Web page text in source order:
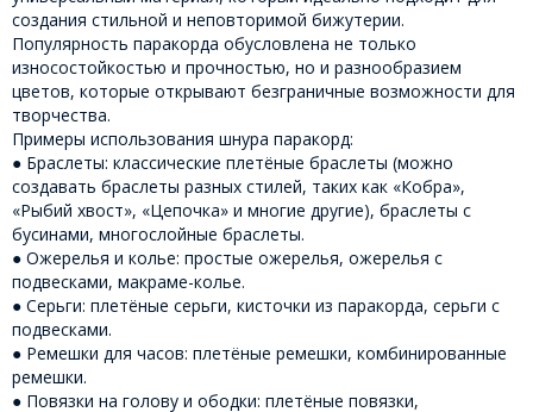
создания стильной и неповторимой бижутерии.
Популярность паракорда обусловлена ​​не только
износостойкостью и прочностью, но и разнообразием
цветов, которые открывают безграничные возможности для
творчества.
Примеры использования шнура паракорд:
● Браслеты: классические плетёные браслеты (можно
создавать браслеты разных стилей, таких как «Кобра»,
«Рыбий хвост», «Цепочка» и многие другие), браслеты с
бусинами, многослойные браслеты.
● Ожерелья и колье: простые ожерелья, ожерелья с
подвесками, макраме-колье.
● Серьги: плетёные серьги, кисточки из паракорда, серьги с
подвесками.
● Ремешки для часов: плетёные ремешки, комбинированные
ремешки.
● Повязки на голову и ободки: плетёные повязки,